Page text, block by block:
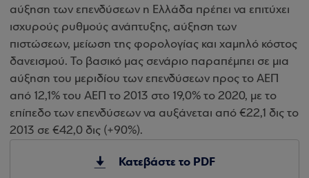
αύξηση των επενδύσεων η Ελλάδα πρέπει να επιτύχει
ισχυρούς ρυθμούς ανάπτυξης, αύξηση των
πιστώσεων, μείωση της φορολογίας και χαμηλό κόστος
δανεισμού. Το βασικό μας σενάριο παραπέμπει σε μια
αύξηση του μεριδίου των επενδύσεων προς το ΑΕΠ
από 12,1% του ΑΕΠ το 2013 στο 19,0% το 2020, με το
επίπεδο των επενδύσεων να αυξάνεται από €22,1 δις το
2013 σε €42,0 δις (+90%).
Κατεβάστε το PDF